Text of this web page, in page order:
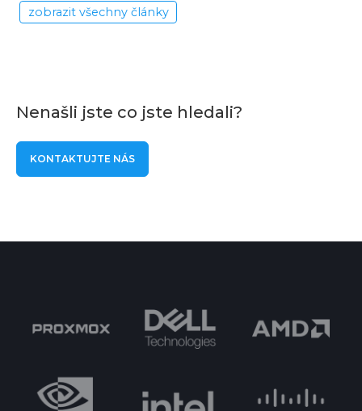
zobrazit všechny články
Nenašli jste co jste hledali?
KONTAKTUJTE NÁS